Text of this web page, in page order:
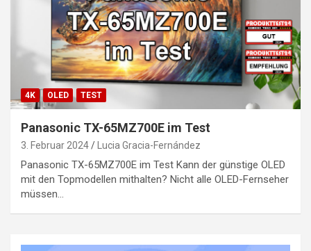
4K OLED TEST
Panasonic TX-65MZ700E im Test
3. Februar 2024 Lucia Gracia-Fernández
Panasonic TX-65MZ700E im Test Kann der günstige OLED
mit den Topmodellen mithalten? Nicht alle OLED-Fernseher
müssen…